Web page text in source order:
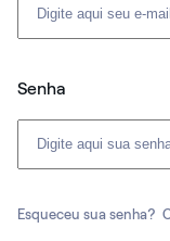
Senha
Esqueceu sua senha?